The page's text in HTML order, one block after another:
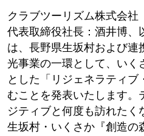
クラブツーリズム株式会社
代表取締役社長：酒井博、
は、長野県生坂村および連
光事業の一環として、いく
とした「リジェネラティブ
むことを発表いたします。
ジティブと何度も訪れたく
生坂村・いくさか『創造の